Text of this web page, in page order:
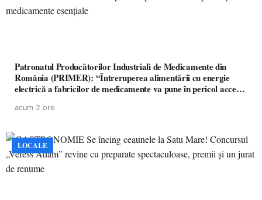
Patronatul Producătorilor Industriali de Medicamente din
România (PRIMER): “Întreruperea alimentării cu energie
electrică a fabricilor de medicamente va pune în pericol accesul
acum 2 ore
LOCALE